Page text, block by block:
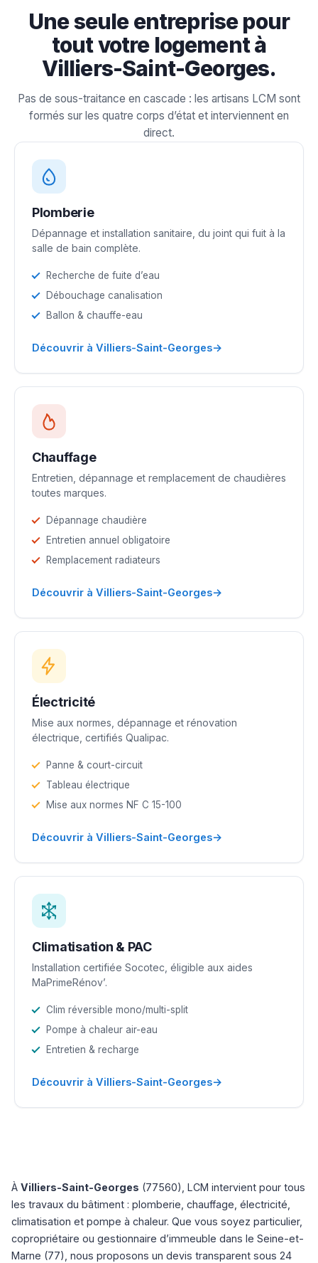
Une seule entreprise pour
tout votre logement à
Villiers-Saint-Georges.
Pas de sous-traitance en cascade : les artisans LCM sont
formés sur les quatre corps d’état et interviennent en
direct.
Plomberie
Dépannage et installation sanitaire, du joint qui fuit à la
salle de bain complète.
Recherche de fuite d’eau
Débouchage canalisation
Ballon & chauffe-eau
Découvrir à Villiers-Saint-Georges→
Chauffage
Entretien, dépannage et remplacement de chaudières
toutes marques.
Dépannage chaudière
Entretien annuel obligatoire
Remplacement radiateurs
Découvrir à Villiers-Saint-Georges→
Électricité
Mise aux normes, dépannage et rénovation
électrique, certifiés Qualipac.
Panne & court-circuit
Tableau électrique
Mise aux normes NF C 15-100
Découvrir à Villiers-Saint-Georges→
Climatisation & PAC
Installation certifiée Socotec, éligible aux aides
MaPrimeRénov’.
Clim réversible mono/multi-split
Pompe à chaleur air-eau
Entretien & recharge
Découvrir à Villiers-Saint-Georges→
À Villiers-Saint-Georges (77560), LCM intervient pour tous
les travaux du bâtiment : plomberie, chauffage, électricité,
climatisation et pompe à chaleur. Que vous soyez particulier,
copropriétaire ou gestionnaire d’immeuble dans le Seine-et-
Marne (77), nous proposons un devis transparent sous 24